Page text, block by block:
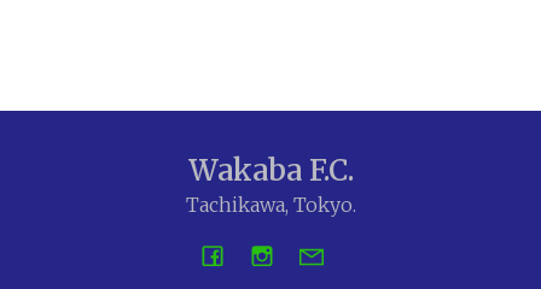
Wakaba F.C.
Tachikawa, Tokyo.